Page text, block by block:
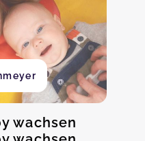
wachsen